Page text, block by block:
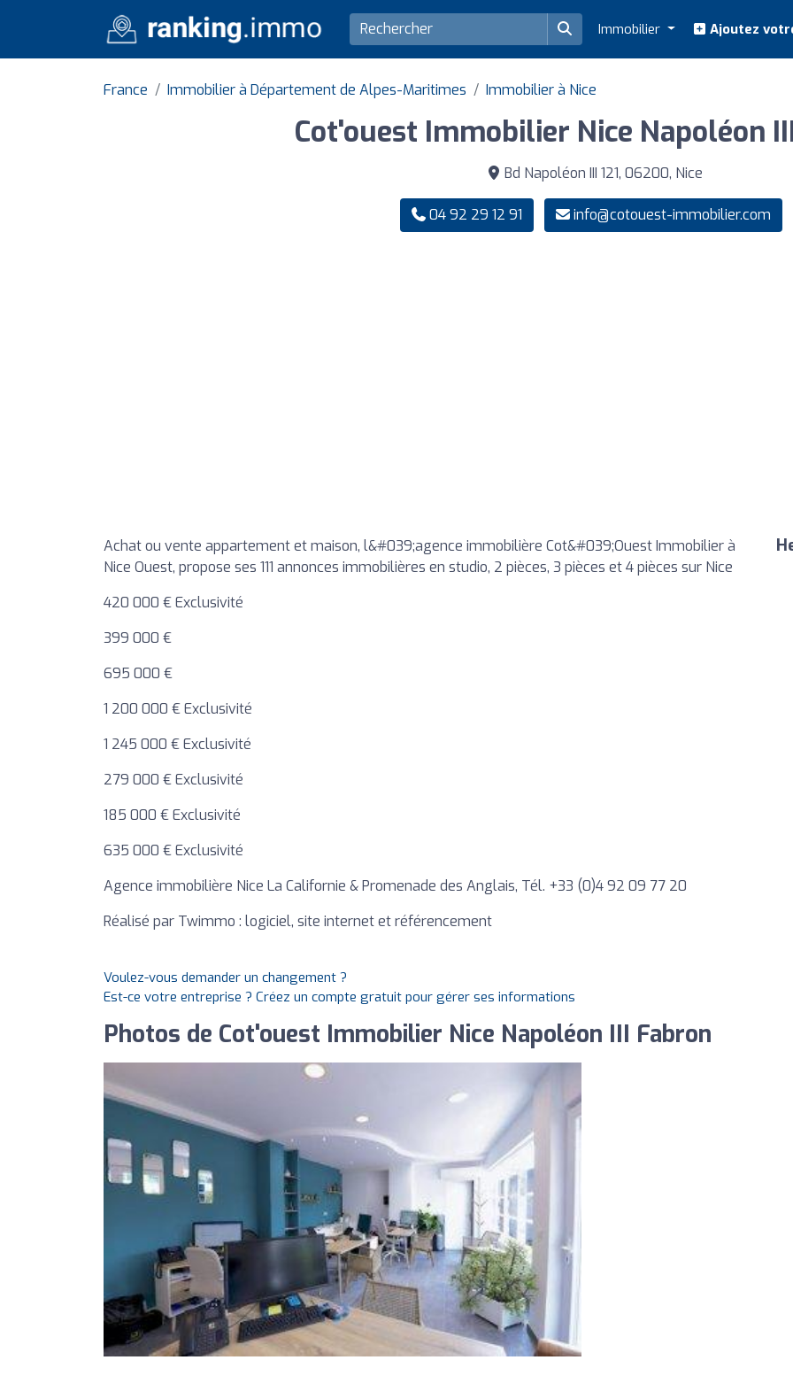
Immobilier Ajoutez
France Immobilier à Département de Alpes-Maritimes Immobilier à Nice
Cot'ouest Immobilier Nice Napoléon
Bd Napoléon III 121, 06200, Nice
04 92 29 12 91 info@cotouest-immobilier.com
Achat ou vente appartement et maison, l&#039;agence immobilière Cot&#039;Ouest Immobilier à
Nice Ouest, propose ses 111 annonces immobilières en studio, 2 pièces, 3 pièces et 4 pièces sur Nice
420 000 € Exclusivité
399 000 €
695 000 €
1 200 000 € Exclusivité
1 245 000 € Exclusivité
279 000 € Exclusivité
185 000 € Exclusivité
635 000 € Exclusivité
Agence immobilière Nice La Californie & Promenade des Anglais, Tél. +33 (0)4 92 09 77 20
Réalisé par Twimmo : logiciel, site internet et référencement
Voulez-vous demander un changement ?
Est-ce votre entreprise ? Créez un compte gratuit pour gérer ses informations
Photos de Cot'ouest Immobilier Nice Napoléon III Fabron